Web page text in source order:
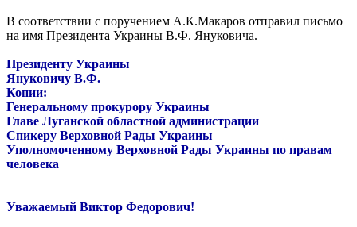
В соответствии с поручением А.К.Макаров отправил письмо
на имя Президента Украины В.Ф. Януковича.
Президенту Украины
Януковичу В.Ф.
Копии:
Генеральному прокурору Украины
Главе Луганской областной администрации
Спикеру Верховной Рады Украины
Уполномоченному Верховной Рады Украины по правам
человека
Уважаемый Виктор Федорович!